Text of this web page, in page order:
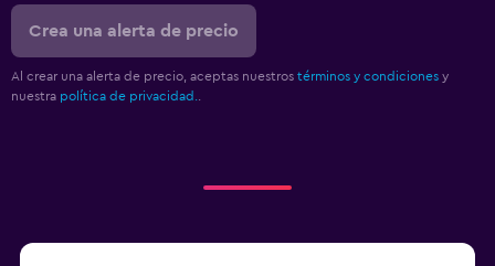
Crea una alerta de precio
Al crear una alerta de precio, aceptas nuestros términos y condiciones y
nuestra política de privacidad.